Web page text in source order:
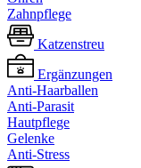
Zahnpflege
Katzenstreu
Ergänzungen
Anti-Haarballen
Anti-Parasit
Hautpflege
Gelenke
Anti-Stress